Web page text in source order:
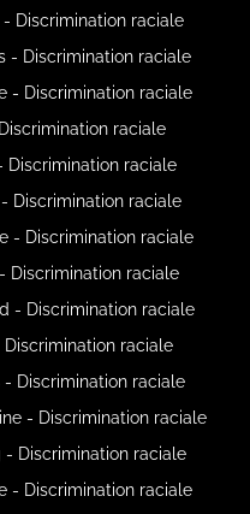
Discrimination raciale
- Discrimination raciale
- Discrimination raciale
raciale
Discrimination raciale
Discrimination raciale
- Discrimination raciale
Discrimination raciale
- Discrimination raciale
raciale
- Discrimination raciale
- Discrimination raciale
- Discrimination raciale
- Discrimination raciale